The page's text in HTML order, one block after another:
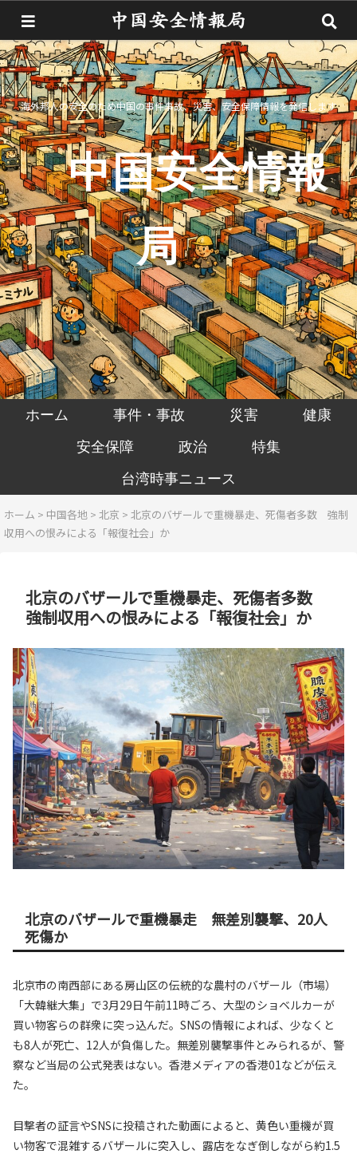
海外邦人の安全のため中国の事件事故、災害、安全保障情報を発信します
中国安全情報
局
ホーム 事件・事故 災害
健康
安全保障
政治
特集
台湾時事ニュース
ホーム > 中国各地 >北京 >北京のバザールで重機暴走、死傷者多数 強制
収用への恨みによる「報復社会」か
北京のバザールで重機暴走、死傷者多数
強制収用への恨みによる「報復社会」か
北京のバザールで重機暴走 無差別襲撃、20人
死傷か
北京市の南西部にある房山区の伝統的な農村のバザール（市場）
「大韓継大集」で3月29日午前11時ごろ、大型のショベルカーが
買い物客らの群衆に突っ込んだ。SNSの情報によれば、少なくと
も8人が死亡、12人が負傷した。無差別襲撃事件とみられるが、警
察など当局の公式発表はない。香港メディアの香港01などが伝え
た。
目撃者の証言やSNSに投稿された動画によると、黄色い重機が買
い物客で混雑するバザールに突入し、露店をなぎ倒しながら約1.5